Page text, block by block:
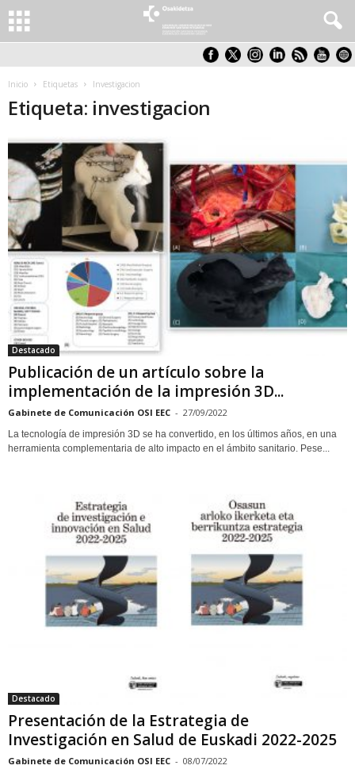
Inicio Etiquetas Investigacion
Etiqueta: investigacion
Destacado
Publicación de un artículo sobre la
implementación de la impresión 3D...
Gabinete de Comunicación OSI EEC - 27/09/2022
La tecnología de impresión 3D se ha convertido, en los últimos años, en una
herramienta complementaria de alto impacto en el ámbito sanitario. Pese...
Destacado
Presentación de la Estrategia de
Investigación en Salud de Euskadi 2022-2025
Gabinete de Comunicación OSI EEC - 08/07/2022